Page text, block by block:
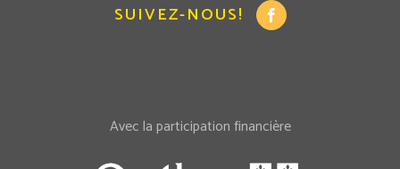
SUIVEZ-NOUS!
Avec la participation financière